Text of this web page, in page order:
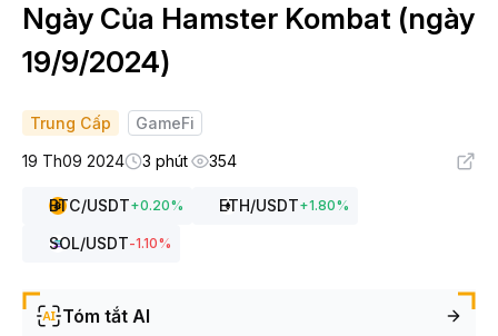
Ngày Của Hamster Kombat (ngày
19/9/2024)
Trung Cấp
GameFi
19 Th09 2024
3 phút 354
BTC/USDT+0.20% ETH/USDT+1.80%
SOL/USDT-1.10%
Tóm tắt AI